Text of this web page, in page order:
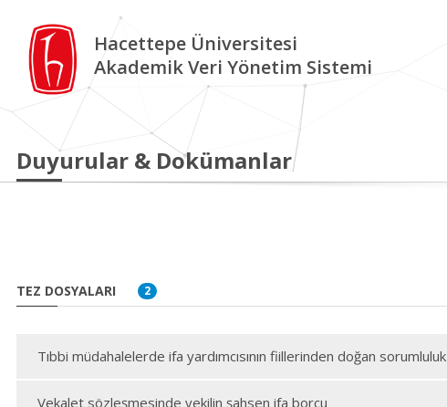
Hacettepe Üniversitesi
Akademik Veri Yönetim Sistemi
Duyurular & Dokümanlar
TEZ DOSYALARI 2
Tıbbi müdahalelerde ifa yardımcısının fiillerinden doğan sorumluluk
Vekalet sözleşmesinde vekilin şahsen ifa borcu